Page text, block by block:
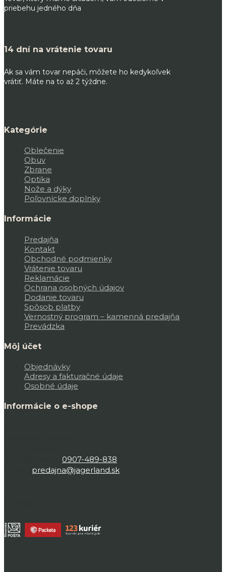
priebehu jedného dňa
14 dní na vrátenie tovaru
Ak sa vám tovar nepáči, môžete ho kedykoľvek
vrátiť. Máte na to až 2 týždne.
Kategórie
Oblečenie
Obuv
Zbrane
Optika
Nože a dýky
Poľovnícke doplnky
Informácie
Predajňa
Kontakt
Obchodné podmienky
Vrátenie tovaru
Reklamácie
Ochrana osobných údajov
Dodanie tovaru
Spôsob platby
Vernostný program – kamenná predajňa
Prevádzka
Môj účet
Objednávky
Adresy a fakturačné údaje
Osobné údaje
Informácie o e-shope
0907-489-838
predajna@jagerland.sk